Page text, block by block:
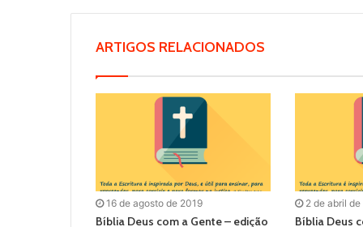
ARTIGOS RELACIONADOS
16 de agosto de 2019
Bíblia Deus com a Gente – edição
2 de abril
Bíblia Deus